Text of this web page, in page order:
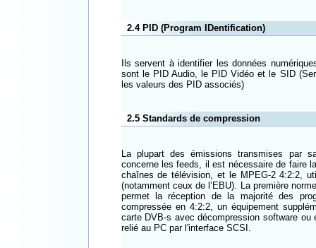
2.4 PID (Program IDentification)
Ils servent à identifier les données
sont le PID Audio, le PID Vidéo et le SID
les valeurs des PID associés)
2.5 Standards de compression
La plupart des émissions transmises par
concerne les feeds, il est nécessaire de faire
chaînes de télévision, et le MPEG-2 4:2:2,
(notamment ceux de l’EBU). La première
permet la réception de la majorité des
compressée en 4:2:2, un équipement
carte DVB-s avec décompression software
relié au PC par l'interface SCSI.